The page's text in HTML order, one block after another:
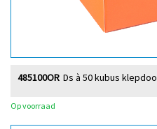
Ds à 50 kubus
485100OR
Op voorraad